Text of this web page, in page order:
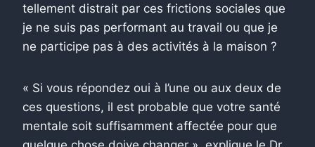
tellement distrait par ces frictions sociales que
je ne suis pas performant au travail ou que je
ne participe pas à des activités à la maison ?
« Si vous répondez oui à l’une ou aux deux de
ces questions, il est probable que votre santé
mentale soit suffisamment affectée pour que